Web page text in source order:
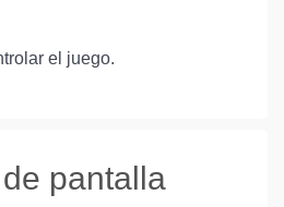
el juego.
pantalla